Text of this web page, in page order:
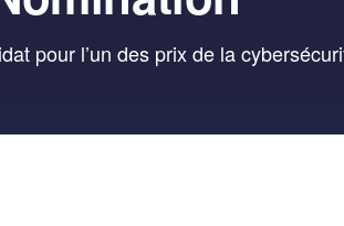
pour l’un des prix de la